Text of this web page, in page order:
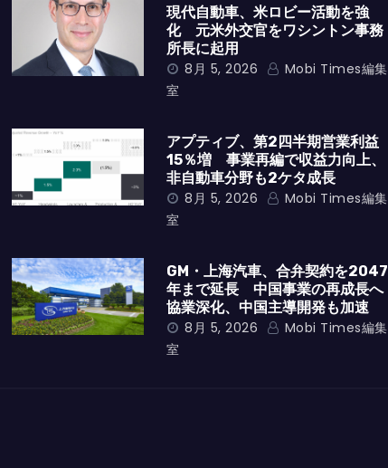
現代自動車、米ロビー活動を強
化 元米外交官をワシントン事務
所長に起用
8月 5, 2026
Mobi Times編集
室
アプティブ、第2四半期営業利益
15％増 事業再編で収益力向上、
非自動車分野も2ケタ成長
8月 5, 2026
Mobi Times編集
室
GM・上海汽車、合弁契約を2047
年まで延長 中国事業の再成長へ
協業深化、中国主導開発も加速
8月 5, 2026
Mobi Times編集
室